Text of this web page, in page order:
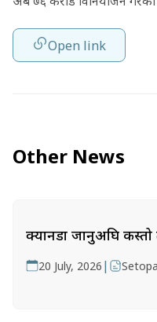
Open link
Other News
क्यानडा जानुअघि कस्तो
20 July, 2026 |